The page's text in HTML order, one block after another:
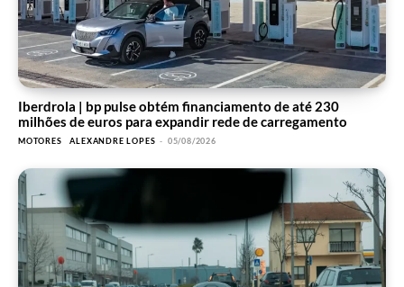
Iberdrola | bp pulse obtém financiamento de até 230
milhões de euros para expandir rede de carregamento
MOTORES ALEXANDRE LOPES - 05/08/2026